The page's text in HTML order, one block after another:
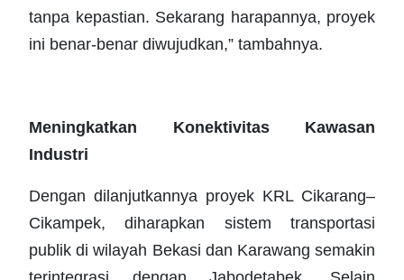
tanpa kepastian. Sekarang harapannya, proyek
ini benar-benar diwujudkan,” tambahnya.
Meningkatkan Konektivitas Kawasan
Industri
Dengan dilanjutkannya proyek KRL Cikarang–
Cikampek, diharapkan sistem transportasi
publik di wilayah Bekasi dan Karawang semakin